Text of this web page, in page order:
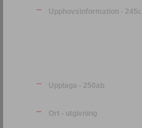
Upphovsinformation - 245c
Upplaga - 250ab
Ort - utgivning